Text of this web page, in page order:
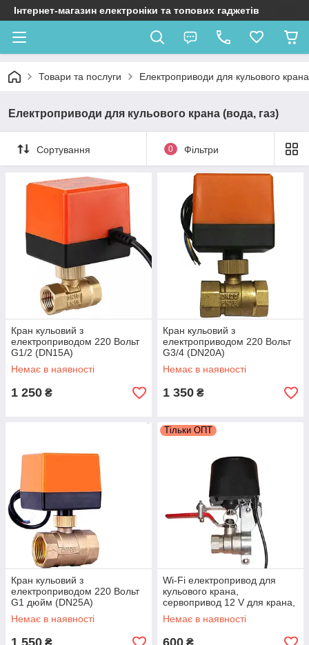
Інтернет-магазин електроніки та топових гаджетів
Товари та послуги Електроприводи для кульового
Електроприводи для кульового крана (вода, газ)
Сортування 0 Фільтри
Кран кульовий з
електроприводом 220 Вольт
G1/2 (DN15A)
Немає в наявності
1 250 ₴
Кран кульовий з
електроприводом 220 Вольт
G3/4 (DN20A)
Немає в наявності
1 350 ₴
Кран кульовий з
електроприводом 220 Вольт
G1 дюйм (DN25A)
Немає в наявності
1 550 ₴
Тільки ОПТ
Wi-Fi електропривод для
кульового крана,
сервопривод 12 V для крана,
хомут G1/2 Tuya Smart/Smart
Life
Немає в наявності
600 ₴